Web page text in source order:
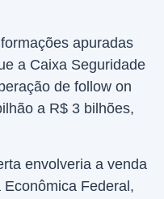
apuradas
a Caixa Seguridade
de follow on
a R$ 3 bilhões,
envolveria a venda
Federal,